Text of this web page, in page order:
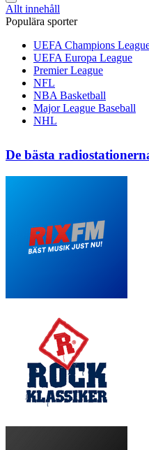
Allt innehåll
Populära sporter
UEFA Champions
UEFA Europa League
Premier League
NFL
NBA Basketball
Major League Baseball
NHL
De bästa